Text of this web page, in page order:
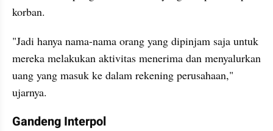
korban.
"Jadi hanya nama-nama orang yang dipinjam saja untuk
mereka melakukan aktivitas menerima dan menyalurkan
uang yang masuk ke dalam rekening perusahaan,"
ujarnya.
Gandeng Interpol